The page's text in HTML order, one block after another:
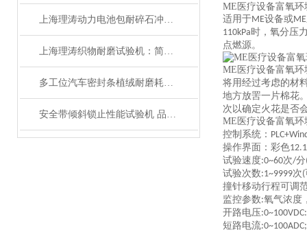
上海理涛动力电池包耐碎石冲击试验机：性能稳定
上海理涛织物耐磨试验机：简单高效，操作便捷
多工位汽车密封条植绒耐磨耗试验机 性能稳定 上海理涛
安全带倾斜锁止性能试验机 品质优良 上海理涛自动化科技有限公司
ME医疗设备富氧
适用于ME设备或ME
110kPa时，氧分压
点燃源。
ME医疗设备富氧
将用经过考虑的材
地方放罟一片棉花
次以确定火花是否
ME医疗设备富氧
控制系统：
操作界面：彩色12.1
试验速度:0~60次/分
试验次数:1~9999次(
撞针移动行程可调
监控参数:氧气浓度
开路电压:0~100VDC:
短路电流:0~100ADC;